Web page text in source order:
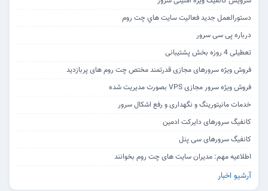
دستورالعمل جديد فعاليت سايت هاي چت روم‎
درباره پی سی سرور
تعطیلی 4 روزه بخش پشتیبانی
فروش ویژه سرورهای مجازی قدرتمند مختص چت روم های پربازدید
فروش ویژه سرور مجازی VPS بصورت مدیریت شده
خدمات مانیتورینگ و نگهداری و رفع اشکال سرور
کانفیگ سرورهای دایرکت ادمین
کانفیگ سرورهای سی پنل
اطلاعیه مهم: مدیران سایت های چت روم بخوانند
آرشیو اخبار